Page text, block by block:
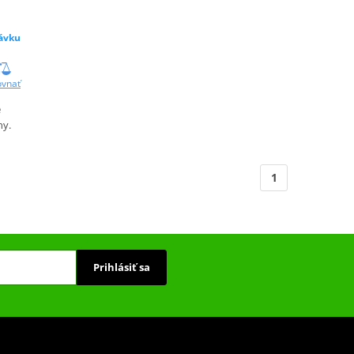
1
Prihlásiť sa